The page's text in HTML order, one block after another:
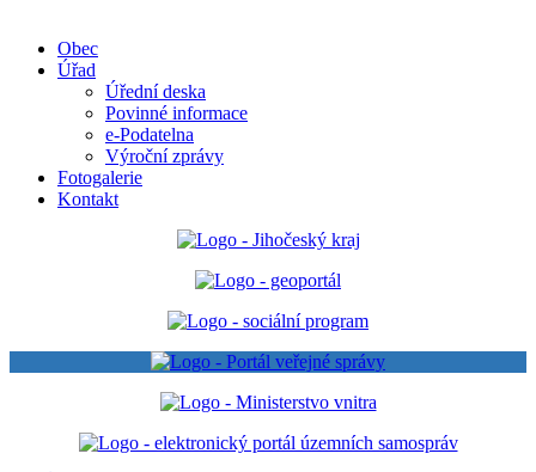
Obec
Úřad
Úřední deska
Povinné informace
e-Podatelna
Výroční zprávy
Fotogalerie
Kontakt